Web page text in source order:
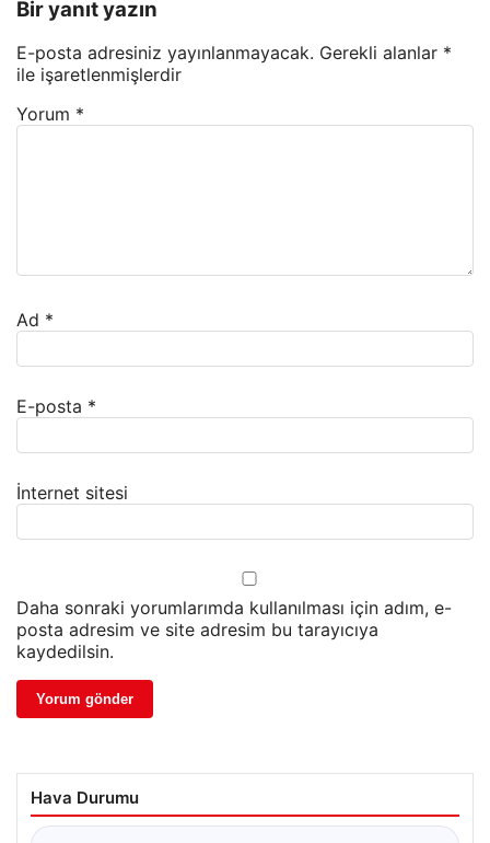
Bir yanıt yazın
E-posta adresiniz yayınlanmayacak. Gerekli alanlar *
ile işaretlenmişlerdir
Yorum *
Ad *
E-posta *
İnternet sitesi
Daha sonraki yorumlarımda kullanılması için adım, e-
posta adresim ve site adresim bu tarayıcıya
kaydedilsin.
Hava Durumu